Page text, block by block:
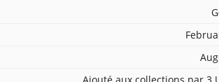
Ajouté aux collections par 3